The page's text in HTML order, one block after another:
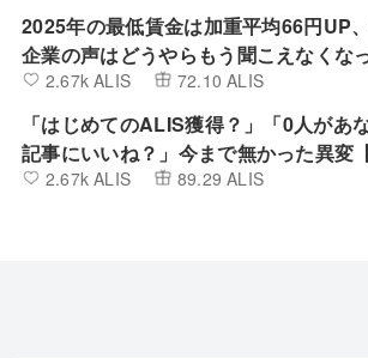
2025年の最低賃金は加重平均66円UP
企業の声はどうやらもう聞こえなくな
うです。
2.67k ALIS 72.10 ALIS
「はじめてのALIS獲得？」「0人があ
記事にいいね？」今まで無かった異変
カブIR】
2.67k ALIS 89.29 ALIS